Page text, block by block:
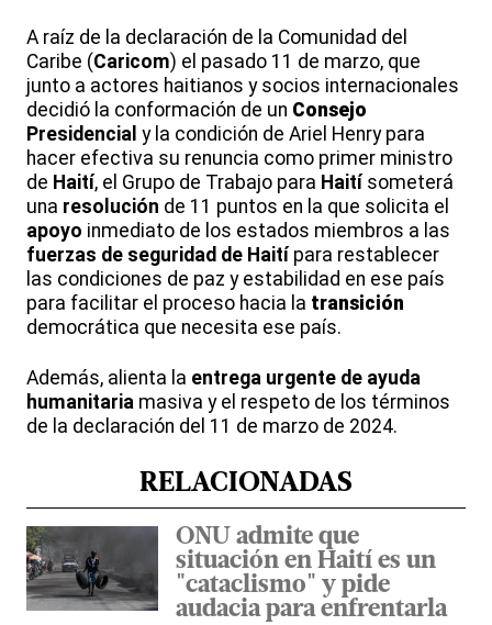
A raíz de la declaración de la Comunidad del
Caribe (Caricom) el pasado 11 de marzo, que
junto a actores haitianos y socios internacionales
decidió la conformación de un Consejo
Presidencial y la condición de Ariel Henry para
hacer efectiva su renuncia como primer ministro
de Haití, el Grupo de Trabajo para Haití someterá
una resolución de 11 puntos en la que solicita el
apoyo inmediato de los estados miembros a las
fuerzas de seguridad de Haití para restablecer
las condiciones de paz y estabilidad en ese país
para facilitar el proceso hacia la transición
democrática que necesita ese país.
Además, alienta la entrega urgente de ayuda
humanitaria masiva y el respeto de los términos
de la declaración del 11 de marzo de 2024.
RELACIONADAS
ONU admite que
situación en Haití es un
"cataclismo" y pide
audacia para enfrentarla